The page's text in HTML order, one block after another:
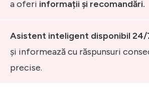
a oferi informații și recomandări.
Asistent inteligent disponibil 24/
și informează cu răspunsuri
precise.